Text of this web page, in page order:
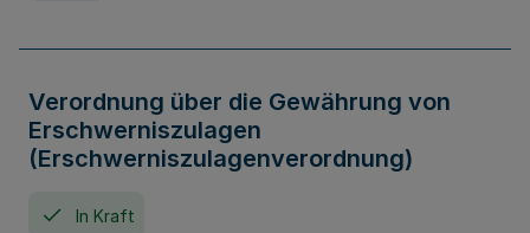
Verordnung über die Gewährung von
Erschwerniszulagen
(Erschwerniszulagenverordnung)
In Kraft